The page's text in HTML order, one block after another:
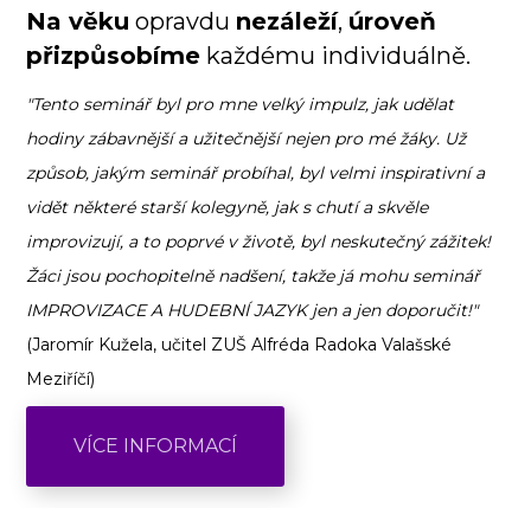
Na věku opravdu nezáleží, úroveň
přizpůsobíme každému individuálně.
"Tento seminář byl pro mne velký impulz, jak udělat
hodiny zábavnější a užitečnější nejen pro mé žáky. Už
způsob, jakým seminář probíhal, byl velmi inspirativní a
vidět některé starší kolegyně, jak s chutí a skvěle
improvizují, a to poprvé v životě, byl neskutečný zážitek!
Žáci jsou pochopitelně nadšení, takže já mohu seminář
IMPROVIZACE A HUDEBNÍ JAZYK jen a jen doporučit!"
(Jaromír Kužela, učitel ZUŠ Alfréda Radoka Valašské
Meziříčí)
VÍCE INFORMACÍ